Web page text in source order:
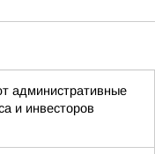
административные
и инвесторов